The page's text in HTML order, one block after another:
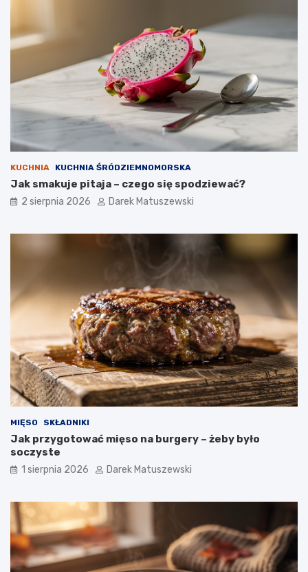
KUCHNIA KUCHNIA ŚRÓDZIEMNOMORSKA
Jak smakuje pitaja – czego się spodziewać?
2 sierpnia 2026 Darek Matuszewski
MIĘSO SKŁADNIKI
Jak przygotować mięso na burgery – żeby było
soczyste
1 sierpnia 2026 Darek Matuszewski